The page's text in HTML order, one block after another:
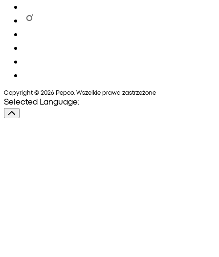
Copyright © 2026 Pepco. Wszelkie prawa zastrzeżone
Selected Language: